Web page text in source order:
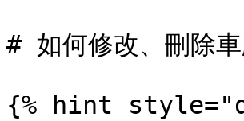
# 如何修改、刪除車
{% hint